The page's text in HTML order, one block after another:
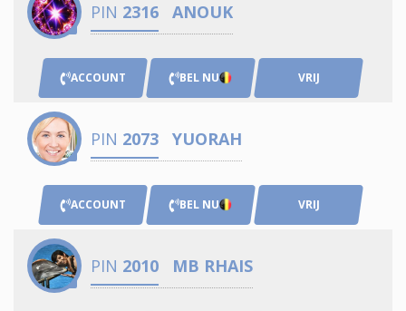
PIN 2316 ANOUK
ACCOUNT BEL NU VRIJ
PIN 2073 YUORAH
ACCOUNT BEL NU VRIJ
PIN 2010 MB RHAIS